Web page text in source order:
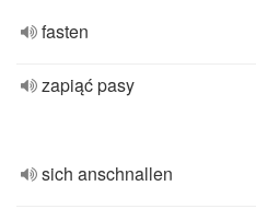
fasten
zapiąć pasy
sich anschnallen